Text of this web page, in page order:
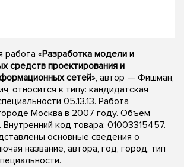
работа «Разработка модели и
средств проектирования и
сетей», автор — Фишман,
относится к типу: кандидатская
05.13.13. Работа
Москва в 2007 году. Объем
Внутренний код товара: 01003315457.
основные сведения о
название, автора, год, город, тип